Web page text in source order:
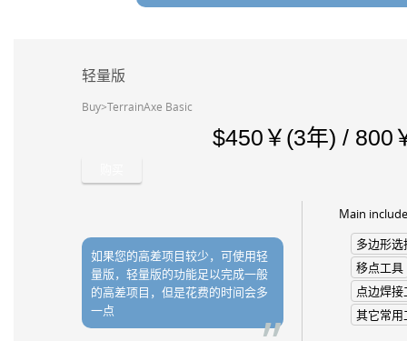
轻量版
Buy>TerrainAxe Basic
450￥(3年) / 800
如果您的高差项目较少，可使用轻
量版，轻量版的功能足以完成一般
的高差项目，但是花费的时间会多
一点
Main
多边形选
移点工具
点边焊
其它常用